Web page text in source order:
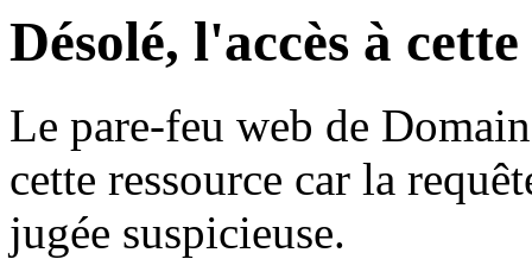
Désolé, l'accès à
Le pare-feu web de
cette ressource car la
jugée suspicieuse.